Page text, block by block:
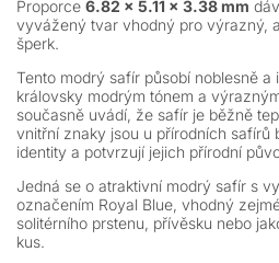
Proporce 6.82 × 5.11 × 3.38 mm
vyvážený tvar vhodný pro výrazný,
šperk.
Tento modrý safír působí noblesně a
královsky modrým tónem a
současně uvádí, že safír je běžně
vnitřní znaky jsou u přírodních safírů
identity a potvrzují jejich přírodní
Jedná se o atraktivní modrý safír s
označením Royal Blue, vhodný
solitérního prstenu, přívěsku nebo
kus.